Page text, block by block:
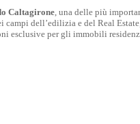
Caltagirone, una delle più
campi dell’edilizia e del Real
esclusive per gli immobili